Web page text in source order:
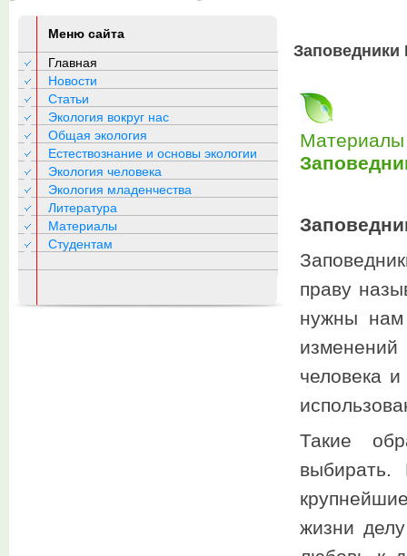
Меню сайта
Главная
Новости
Статьи
Экология вокруг нас
Общая экология
Естествознание и основы экологии
Экология человека
Экология младенчества
Литература
Материалы
Студентам
Заповедники
Материалы
праву
нужны нам
человека
Такие
выбирать.
жизни